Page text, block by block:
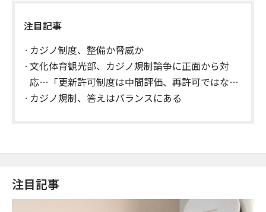
注目記事
カジノ制度、整備か脅威か
文化体育観光部、カジノ規制論争に正面から対
応…「更新許可制度は中間評価、再許可ではな
い」
カジノ規制、答えはバランスにある
注目記事